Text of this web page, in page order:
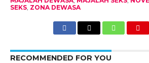
SEKS, ZONA DEWASA
RECOMMENDED FOR YOU